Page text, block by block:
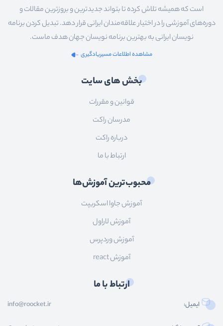
است که همیشه تلاش کرده تا بتواند جدیدترین و بروزترین مقالات و
دوره‌های آموزشی را در اختیار علاقه‌مندان ایرانی قرار دهد. تبدیل کردن برنامه
نویسان ایرانی به بهترین برنامه نویسان جهان هدف ماست.
مشاهده اطلاعات مسیریادگیری
بخش های سایت
قوانین و مقررات
مدرسان راکت
درباره راکت
ارتباط با ما
محبوب‌ترین آموزش‌ها
آموزش جاوا اسکریپت
آموزش لاراول
آموزش وردپرس
آموزش react
ارتباط با ما
ایمیل: info@roocket.ir